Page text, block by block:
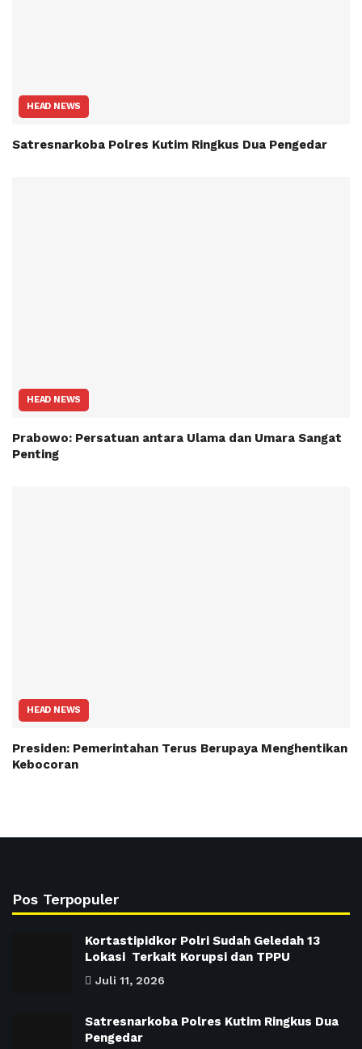
HEAD NEWS
Satresnarkoba Polres Kutim Ringkus Dua Pengedar
HEAD NEWS
Prabowo: Persatuan antara Ulama dan Umara Sangat
Penting
HEAD NEWS
Presiden: Pemerintahan Terus Berupaya Menghentikan
Kebocoran
Pos Terpopuler
Kortastipidkor Polri Sudah Geledah 13
Lokasi Terkait Korupsi dan TPPU
Juli 11, 2026
Satresnarkoba Polres Kutim Ringkus Dua
Pengedar